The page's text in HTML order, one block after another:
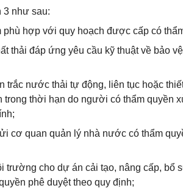
3 như sau:
hợp với quy hoạch được cấp có
thải đáp ứng yêu cầu kỹ thuật về bảo
trắc nước thải tự động, liên tục hoặc
trong thời hạn do người có thẩm quyền
cơ quan quản lý nhà nước có thẩm
trường cho dự án cải tạo, nâng cấp, bổ
phê duyệt theo quy định;